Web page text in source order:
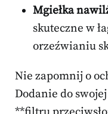
Mgiełka
skuteczne w
orzeźwianiu
Nie zapomnij o
Dodanie do